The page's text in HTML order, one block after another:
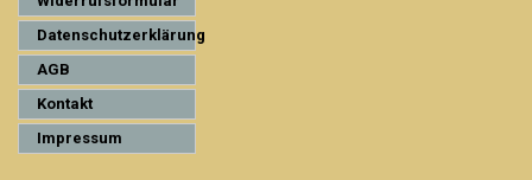
Datenschutzerklärung
AGB
Kontakt
Impressum